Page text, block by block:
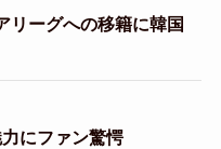
リーグへの移籍に韓国
にファン驚愕